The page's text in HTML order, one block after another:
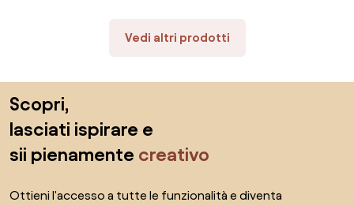
Vedi altri prodotti
Scopri,
lasciati ispirare e
sii pienamente creativo
Ottieni l'accesso a tutte le funzionalità e diventa